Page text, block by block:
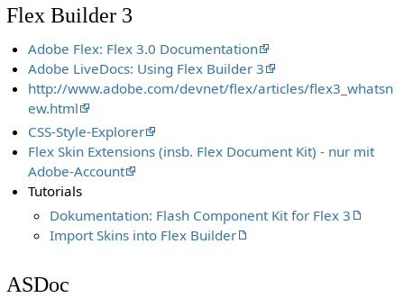
Flex Builder 3
Adobe Flex: Flex 3.0 Documentation
Adobe LiveDocs: Using Flex Builder 3
http://www.adobe.com/devnet/flex/articles/flex3_whatsn
ew.html
CSS-Style-Explorer
Flex Skin Extensions (insb. Flex Document Kit) - nur mit
Adobe-Account
Tutorials
Dokumentation: Flash Component Kit for Flex 3
Import Skins into Flex Builder
ASDoc